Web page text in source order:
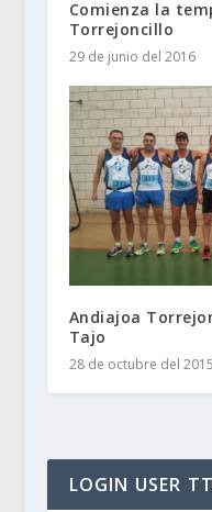
Comienza la
Torrejoncillo
29 de junio del 2016
Andiajoa
Tajo
28 de octubre del 2015
LOGIN USER